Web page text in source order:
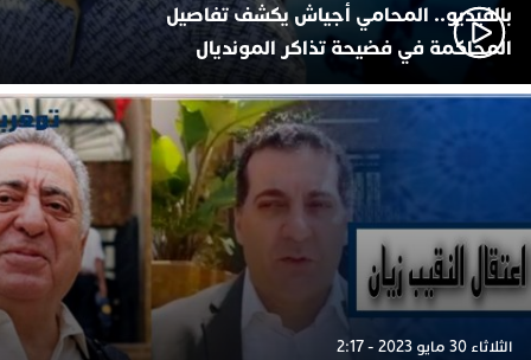
بالفيديو.. المحامي أجياش يكشف تفاصيل
المحاكمة في فضيحة تذاكر المونديال
الثلاثاء 30 مايو 2023 - 2:17